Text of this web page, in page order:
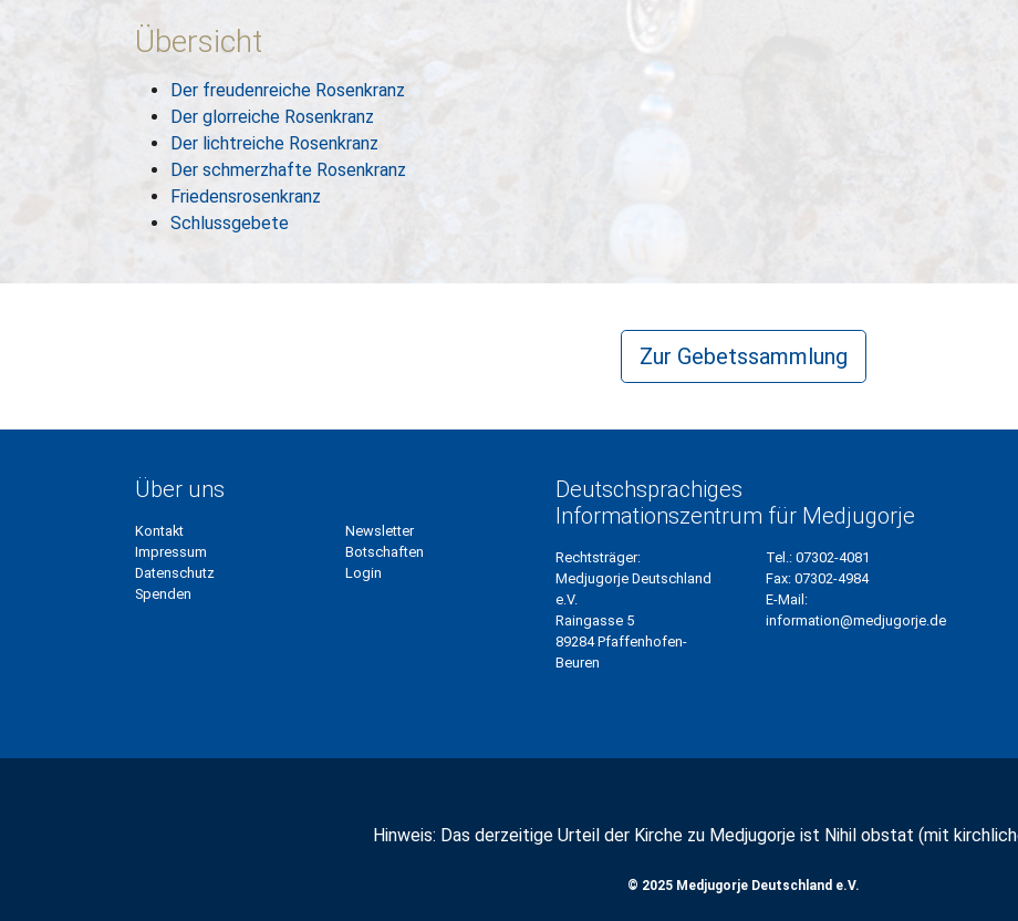
Übersicht
Der freudenreiche Rosenkranz
Der glorreiche Rosenkranz
Der lichtreiche Rosenkranz
Der schmerzhafte Rosenkranz
Friedensrosenkranz
Schlussgebete
Zur Gebetssammlung
Über uns
Kontakt
Impressum
Datenschutz
Spenden
Newsletter
Botschaften
Login
Deutschsprachiges
Informationszentrum für Medjugorje
Rechtsträger:
Medjugorje Deutschland
e.V.
Raingasse 5
89284 Pfaffenhofen-
Beuren
Tel.: 07302-4081
Fax: 07302-4984
E-Mail:
information@medjugorje.de
Hinweis: Das derzeitige Urteil der Kirche zu Medjugorje ist Nihil obstat (mit
© 2025 Medjugorje Deutschland e.V.